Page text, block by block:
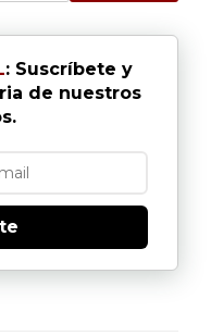
: Suscríbete y
de nuestros